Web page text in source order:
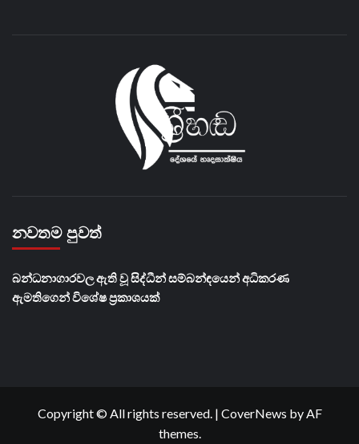
නවතම පුවත්
බන්ධනාගාරවල ඇති වූ සිද්ධීන් සම්බන්ඳයෙන් අධිකරණ
ඇමතිගෙන් විශේෂ ප්‍රකාශයක්
Copyright © All rights reserved. | CoverNews by AF
themes.